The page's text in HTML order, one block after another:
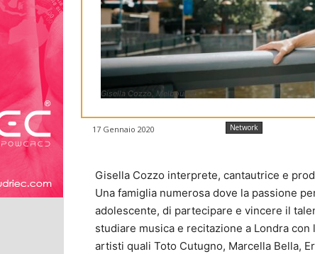
Gisella Cozzo, Melbourne.
17 Gennaio 2020 Network
Gisella Cozzo interprete, cantautrice e
Una famiglia numerosa dove la passione
adolescente, di partecipare e vincere il
studiare musica e recitazione a Londra
artisti quali Toto Cutugno, Marcella Bella,